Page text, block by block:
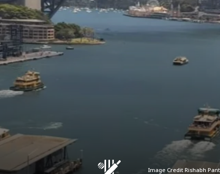
Image Credit Rishabh Pant